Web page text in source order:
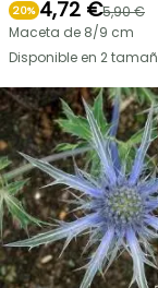
20% 4,72 €5,90 €
Maceta de 8/9 cm
Disponible en 2